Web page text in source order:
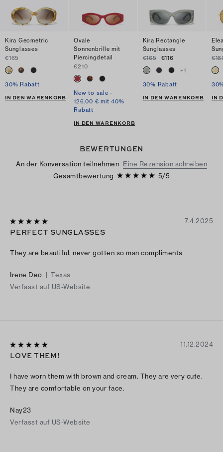
Kira Geometric
Sunglasses
€165
30% Rabatt
IN DEN WARENKORB
Ovale
Sonnenbrille mit
Piercingdetail
€210
New to sale -
126,00 € mit 40%
Rabatt
IN DEN WARENKORB
Kira Rectangle
Sunglasses
€165
€116
+1
30% Rabatt
IN DEN WARENKORB
IN
BEWERTUNGEN
An der Konversation teilnehmen Eine Rezension schreiben
Gesamtbewertung
5/5
7.4.2025
PERFECT SUNGLASSES
They are beautiful, never gotten so man compliments
Irene Deo | Texas
Verfasst auf US-Website
11.12.2024
LOVE THEM!
I have worn them with brown and cream. They are very cute.
They are comfortable on your face.
Nay23
Verfasst auf US-Website